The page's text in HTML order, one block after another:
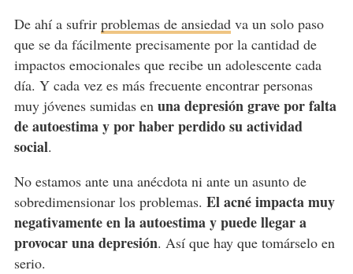
De ahí a sufrir problemas de ansiedadva un solo paso
que se da fácilmente precisamente por la cantidad de
impactos emocionales que recibe un adolescente cada
día. Y cada vez es más frecuente encontrar personas
muy jóvenes sumidas en una depresión grave por falta
de autoestima y por haber perdido su actividad
social.
No estamos ante una anécdota ni ante un asunto de
sobredimensionar los problemas. El acné impacta muy
negativamente en la autoestima y puede llegar a
provocar una depresión. Así que hay que tomárselo en
serio.